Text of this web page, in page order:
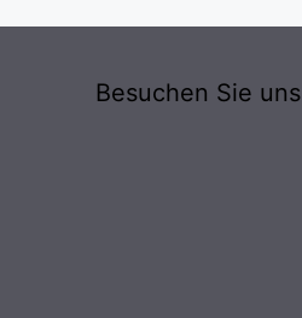
Besuchen Sie uns